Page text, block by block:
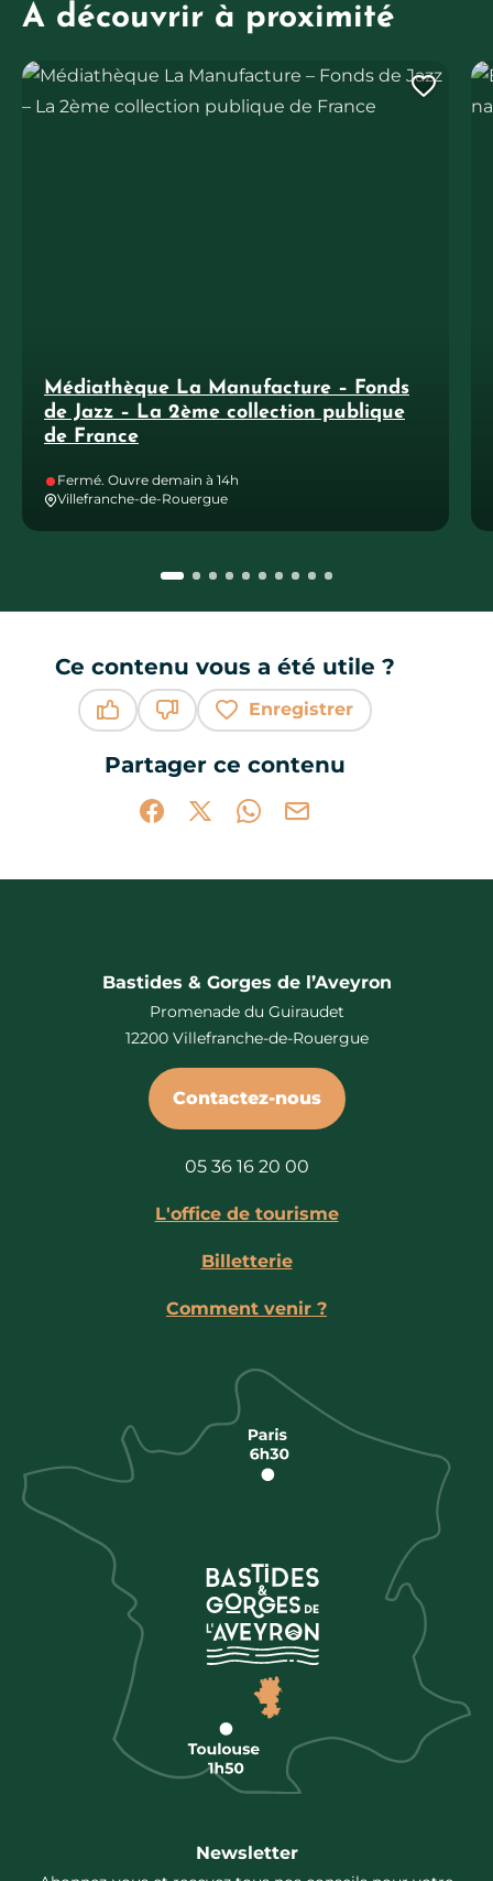
À découvrir à proximité
Médiathèque La Manufacture – Fonds
de Jazz – La 2ème collection publique
de France
Fermé. Ouvre demain à 14h
Villefranche-de-Rouergue
Médiathèque La Manufacture – Fonds de Jazz – La 2ème
Ce contenu vous a été utile ?
Enregistrer
Partager ce contenu
Partager sur Facebook (nouvelle
Partager sur X / Twitter (nouvelle
Partager sur WhatsApp
Partager par mail
Bastides & Gorges de l’Aveyron
Promenade du Guiraudet
12200 Villefranche-de-Rouergue
Contactez-nous
05 36 16 20 00
L'office de tourisme
Billetterie
Comment venir ?
Newsletter